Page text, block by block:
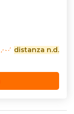
distanza n.d.